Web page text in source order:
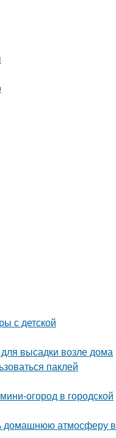
с детской
высадки возле дома
паклей
огород в городской
домашнюю атмосферу в